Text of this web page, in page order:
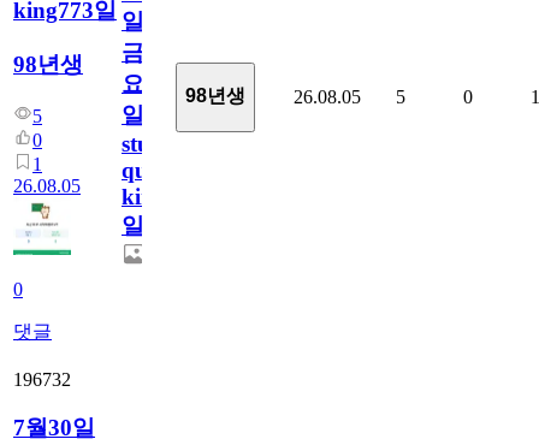
king773일
98년생
5
0
1
26.08.05
0
댓글
일
금
요
일/English
study
quiz
king773
일
98년생 26.08.05 5 0 1
196732
7월30일